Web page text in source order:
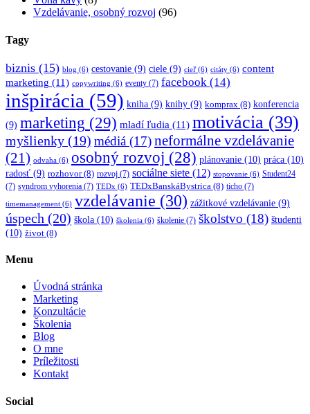
Vzdelávanie, osobný rozvoj (96)
Tagy
biznis (15) blog (6) cestovanie (9) ciele (9) cieľ(6) citáty (6) content
marketing (11) copywriting (6) eventy (7) facebook (14)
inšpirácia (59) kniha (9) knihy (9) komprax (8) konferencia
(9) marketing (29) mladí ľudia (11) motivácia (39)
myšlienky (19) médiá (17)neformálne vzdelávanie
(21) odvaha (6) osobný rozvoj (28) plánovanie (10) práca (10)
radosť (9) rozhovor(8) rozvoj (7) sociálne siete (12) stopovanie (6) Student24
(7) syndrom vyhorenia (7) TEDx (6) TEDxBanskáBystrica (8) ticho (7)
timemanagement (6) vzdelávanie (30) zážitkové vzdelávanie (9)
úspech (20) škola (10) školenia (6) školenie (7) školstvo (18) študenti
(10) život (8)
Menu
Úvodná stránka
Marketing
Konzultácie
Školenia
Blog
O mne
Príležitosti
Kontakt
Social